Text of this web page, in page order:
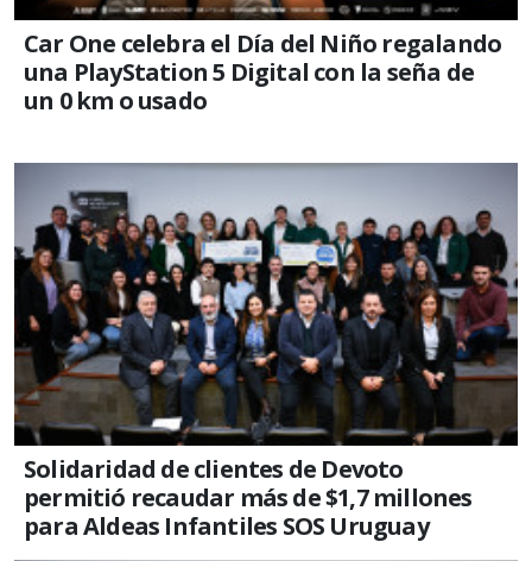
Car One celebra el Día del Niño regalando
una PlayStation 5 Digital con la seña de
un 0 km o usado
Solidaridad de clientes de Devoto
permitió recaudar más de $1,7 millones
para Aldeas Infantiles SOS Uruguay